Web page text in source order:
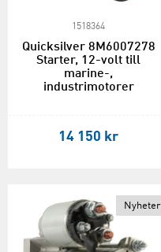
1518364
Quicksilver 8M6007278
Starter, 12-volt till
marine-,
industrimotorer
14 150 kr
Nyheter